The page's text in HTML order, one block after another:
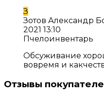
З
Зотов Александр
2021 13:10
Пчелоинвентарь
Обсуживание
вовремя и
Отзывы